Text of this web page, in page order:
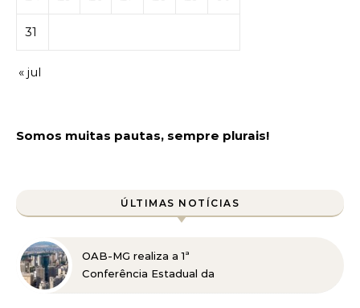
31
« jul
Somos muitas pautas, sempre plurais!
ÚLTIMAS NOTÍCIAS
OAB-MG realiza a 1ª
Conferência Estadual da